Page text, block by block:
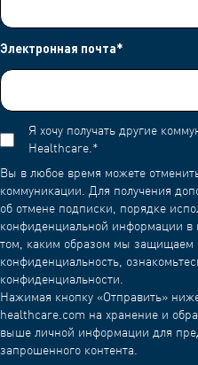
Электронная почта*
Я хочу получать другие
Healthcare.*
Вы в любое время можете
коммуникации. Для получения
об отмене подписки, порядке
конфиденциальной информации
том, каким образом мы защищаем
конфиденциальность,
конфиденциальности.
Нажимая кнопку «Отправить»
healthcare.com на хранение и
выше личной информации для
запрошенного контента.